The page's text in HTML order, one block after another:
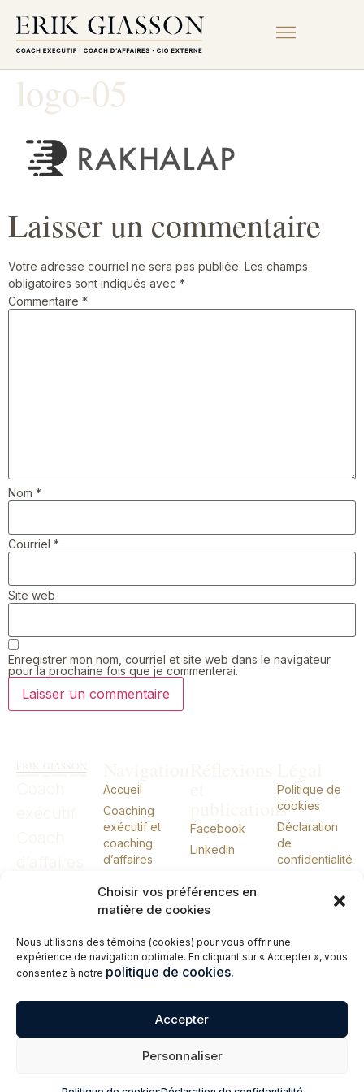
Choisir vos préférences en
matière de cookies
Nous utilisons des témoins (cookies) pour vous offrir une
expérience de navigation optimale. En cliquant sur « Accepter », vous
consentez à notre politique de cookies.
Accepter
Personnaliser
logo-05
Laisser un commentaire
Votre adresse courriel ne sera pas publiée. Les champs
obligatoires sont indiqués avec *
Commentaire *
Nom *
Courriel *
Site web
Enregistrer mon nom, courriel et site web dans le navigateur
pour la prochaine fois que je commenterai.
Accueil
Coaching
exécutif et
coaching
d’affaires
À propos
Livres
Me joindre
publications
Facebook
LinkedIn
Politique de
cookies
Déclaration
de
confidentialité
© 2026 Erik Giasson – Coach exécutif. Coach d’affaires. CIO externe.